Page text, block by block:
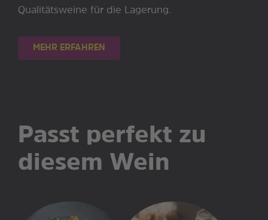
Qualitätsweine für die Lagerung.
MEHR ERFAHREN
Passt perfekt zu
diesem Wein